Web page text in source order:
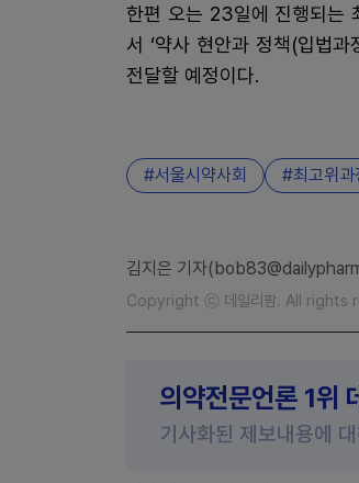
한편 오는 23일에 진행되는
서 ‘약사 현안과 정책(입법
전달할 예정이다.
서울시약사회 최고위과
김지은 기자
Copyright ⓒ 데일리팜. All rights
의약전문언론 1위
기사화된 제보내용에